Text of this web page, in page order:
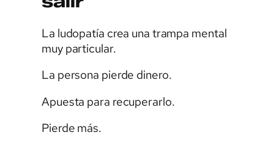
La ludopatía crea una trampa mental
muy particular.
La persona pierde dinero.
Apuesta para recuperarlo.
Pierde más.